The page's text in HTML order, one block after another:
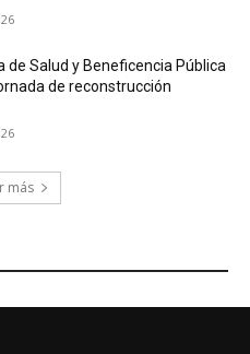
de Salud y Beneficencia Pública
de reconstrucción
más